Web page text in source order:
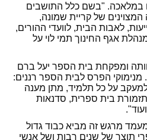
במלאכה. "בשם כלל התושבים
המצוינים של קריית שמונה,
לאבות הבית, לוועדי ההורים,
אגף החינוך תמי לוי על
ומפקחת בית הספר יעל ברם
הפרס לבית הספר רננים:
למעקב על כל תלמיד, מתן מענה
תזמורת בית ספרית, סדנאות
מרגש זה מביא כבוד גדול
תוצר של שנים רבות ושל אנשי